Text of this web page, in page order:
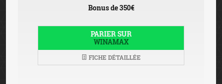
Bonus de 350€
PARIER SUR
WINAMAX
FICHE DÉTAILLÉE